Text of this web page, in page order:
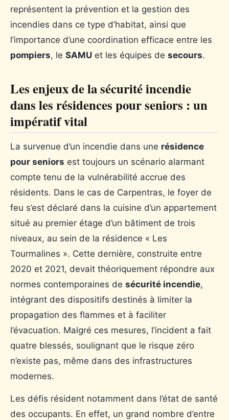
représentent la prévention et la gestion des
incendies dans ce type d’habitat, ainsi que
l’importance d’une coordination efficace entre les
pompiers, le SAMU et les équipes de secours.
Les enjeux de la sécurité incendie
dans les résidences pour seniors : un
impératif vital
La survenue d’un incendie dans une résidence
pour seniors est toujours un scénario alarmant
compte tenu de la vulnérabilité accrue des
résidents. Dans le cas de Carpentras, le foyer de
feu s’est déclaré dans la cuisine d’un appartement
situé au premier étage d’un bâtiment de trois
niveaux, au sein de la résidence « Les
Tourmalines ». Cette dernière, construite entre
2020 et 2021, devait théoriquement répondre aux
normes contemporaines de sécurité incendie,
intégrant des dispositifs destinés à limiter la
propagation des flammes et à faciliter
l’évacuation. Malgré ces mesures, l’incident a fait
quatre blessés, soulignant que le risque zéro
n’existe pas, même dans des infrastructures
modernes.
Les défis résident notamment dans l’état de santé
des occupants. En effet, un grand nombre d’entre